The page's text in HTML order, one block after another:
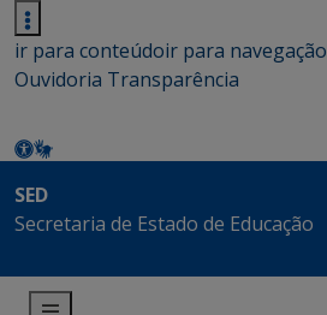
ir para conteúdoir para navegação
Ouvidoria Transparência
SED
Secretaria de Estado de Educação